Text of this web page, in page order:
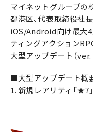
マイネットグループの
都港区、代表取締役社長
iOS/Android向け最大
ティングアクション
大型アップデート（ver.
■大型アップデート概
1. 新規レアリティ「★7